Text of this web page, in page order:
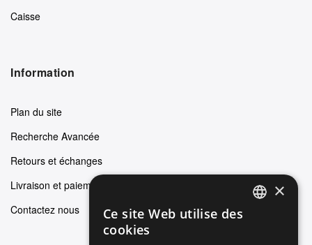
Caisse
Information
Plan du site
Recherche Avancée
Retours et échanges
Livraison et paiements
Contactez nous
×
Ce site Web utilise des
cookies